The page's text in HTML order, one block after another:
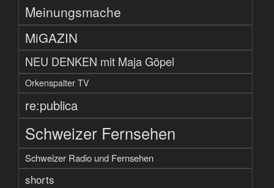
Meinungsmache
MiGAZIN
NEU DENKEN mit Maja Göpel
Orkenspalter TV
re:publica
Schweizer Fernsehen
Schweizer Radio und Fernsehen
shorts